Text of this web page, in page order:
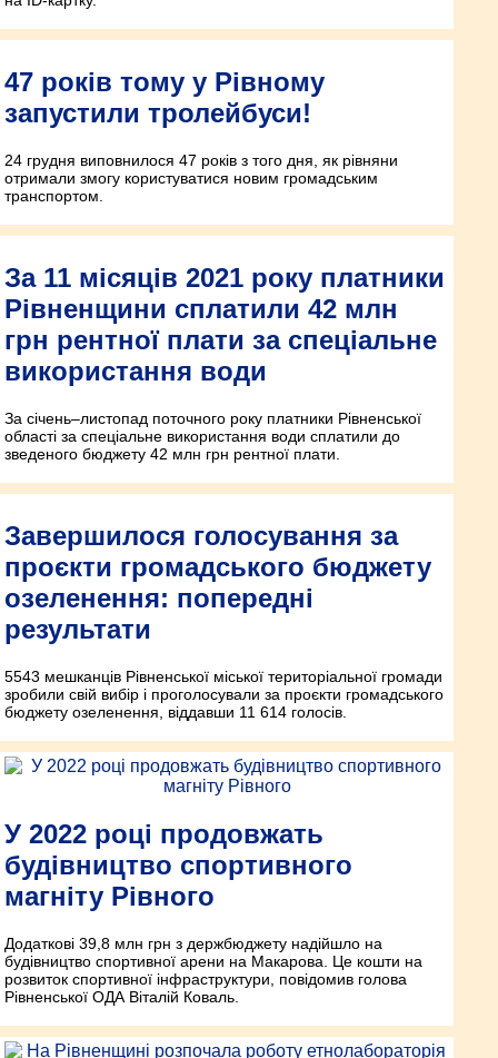
47 років тому у Рівному
запустили тролейбуси!
24 грудня виповнилося 47 років з того дня, як рівняни
отримали змогу користуватися новим громадським
транспортом.
За 11 місяців 2021 року платники
Рівненщини сплатили 42 млн
грн рентної плати за спеціальне
використання води
За січень–листопад поточного року платники Рівненської
області за спеціальне використання води сплатили до
зведеного бюджету 42 млн грн рентної плати.
Завершилося голосування за
проєкти громадського бюджету
озеленення: попередні
результати
5543 мешканців Рівненської міської територіальної громади
зробили свій вибір і проголосували за проєкти громадського
бюджету озеленення, віддавши 11 614 голосів.
У 2022 році продовжать
будівництво спортивного
магніту Рівного
Додаткові 39,8 млн грн з держбюджету надійшло на
будівництво спортивної арени на Макарова. Це кошти на
розвиток спортивної інфраструктури, повідомив голова
Рівненської ОДА Віталій Коваль.